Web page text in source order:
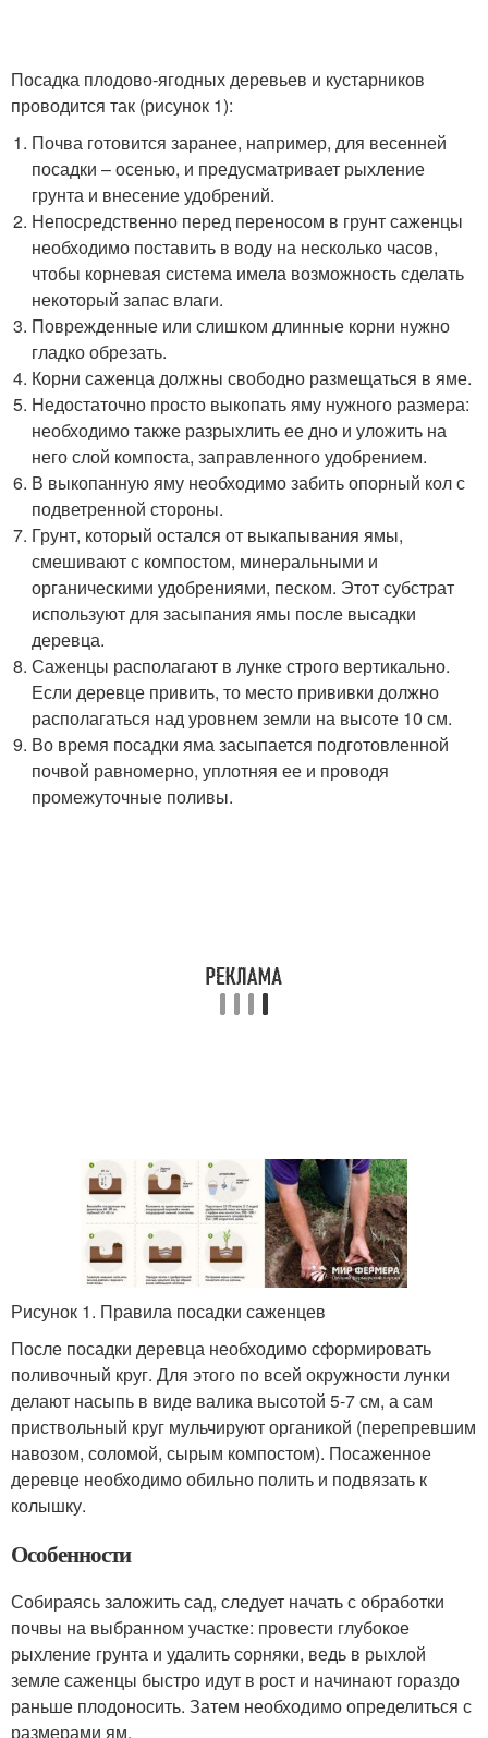
Посадка плодово-ягодных деревьев и кустарников
проводится так (рисунок 1):
Почва готовится заранее, например, для весенней
посадки – осенью, и предусматривает рыхление
грунта и внесение удобрений.
Непосредственно перед переносом в грунт саженцы
необходимо поставить в воду на несколько часов,
чтобы корневая система имела возможность сделать
некоторый запас влаги.
Поврежденные или слишком длинные корни нужно
гладко обрезать.
Корни саженца должны свободно размещаться в яме.
Недостаточно просто выкопать яму нужного размера:
необходимо также разрыхлить ее дно и уложить на
него слой компоста, заправленного удобрением.
В выкопанную яму необходимо забить опорный кол с
подветренной стороны.
Грунт, который остался от выкапывания ямы,
смешивают с компостом, минеральными и
органическими удобрениями, песком. Этот субстрат
используют для засыпания ямы после высадки
деревца.
Саженцы располагают в лунке строго вертикально.
Если деревце привить, то место прививки должно
располагаться над уровнем земли на высоте 10 см.
Во время посадки яма засыпается подготовленной
почвой равномерно, уплотняя ее и проводя
промежуточные поливы.
Рисунок 1. Правила посадки саженцев
После посадки деревца необходимо сформировать
поливочный круг. Для этого по всей окружности лунки
делают насыпь в виде валика высотой 5-7 см, а сам
приствольный круг мульчируют органикой (перепревшим
навозом, соломой, сырым компостом). Посаженное
деревце необходимо обильно полить и подвязать к
колышку.
Особенности
Собираясь заложить сад, следует начать с обработки
почвы на выбранном участке: провести глубокое
рыхление грунта и удалить сорняки, ведь в рыхлой
земле саженцы быстро идут в рост и начинают гораздо
раньше плодоносить. Затем необходимо определиться с
размерами ям.